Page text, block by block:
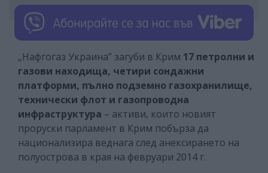
„Нафгогаз Украина” загуби в Крим 17 петролни и
газови находища, четири сондажни
платформи, пълно подземно газохранилище,
технически флот и газопроводна
инфраструктура – активи, които новият
проруски парламент в Крим побърза да
национализира веднага след анексирането на
полуострова в края на февруари 2014 г.